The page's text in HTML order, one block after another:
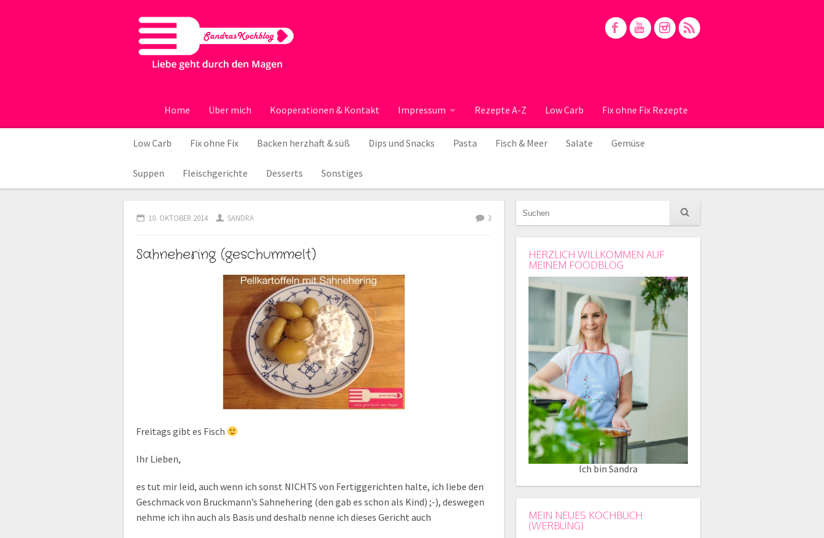
Home Über mich Kooperationen & Kontakt Impressum Rezepte A-Z Low Carb Fix ohne Fix Rezepte
Low Carb Fix ohne Fix Backen herzhaft & süß Dips und Snacks Pasta Fisch & Meer Salate Gemüse
Suppen Fleischgerichte Desserts Sonstiges
10. OKTOBER 2014 SANDRA 3
Sahnehering (geschummelt)
Freitags gibt es Fisch
Ihr Lieben,
es tut mir leid, auch wenn ich sonst NICHTS von Fertiggerichten halte, ich liebe den
Geschmack von Bruckmann’s Sahnehering (den gab es schon als Kind) ;-), deswegen
nehme ich ihn auch als Basis und deshalb nenne ich dieses Gericht auch
HERZLICH WILLKOMMEN AUF
MEINEM FOODBLOG
Ich bin Sandra
MEIN NEUES KOCHBUCH
(WERBUNG)